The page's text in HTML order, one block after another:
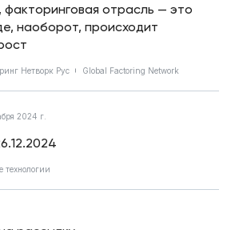
факторинговая отрасль — это
наоборот, происходит
Нетворк Рус Global Factoring Network
2024 г.
технологии